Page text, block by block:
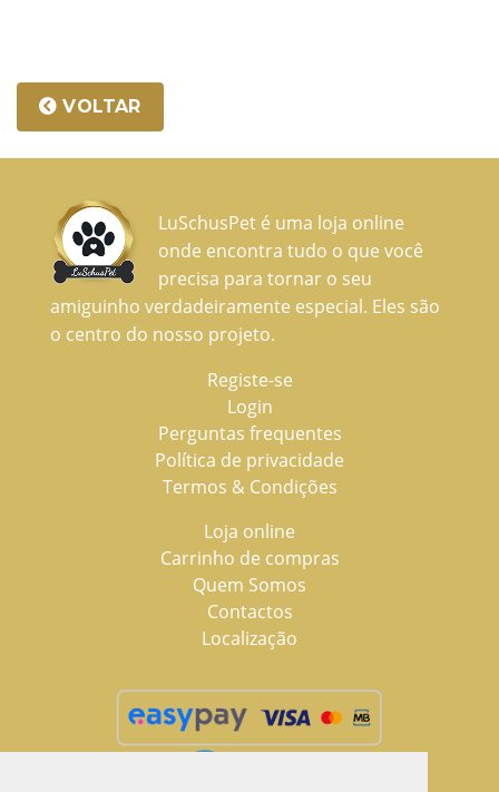
VOLTAR
LuSchusPet é uma loja online
onde encontra tudo o que você
precisa para tornar o seu
amiguinho verdadeiramente especial. Eles são
o centro do nosso projeto.
Registe-se
Login
Perguntas frequentes
Política de privacidade
Termos & Condições
Loja online
Carrinho de compras
Quem Somos
Contactos
Localização